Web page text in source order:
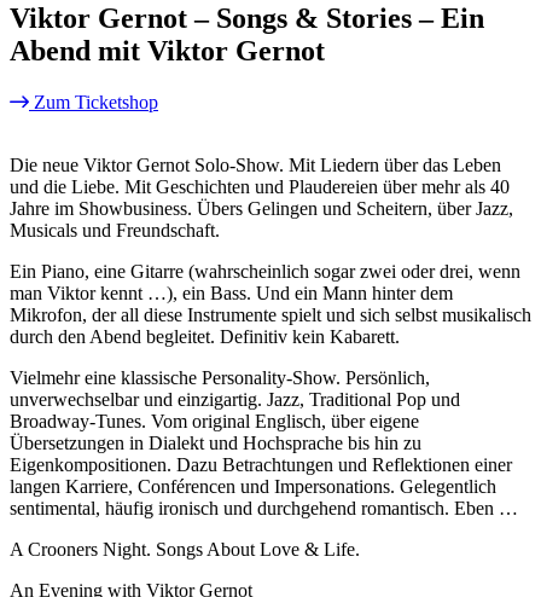
Viktor Gernot – Songs & Stories – Ein
Abend mit Viktor Gernot
Zum Ticketshop
Die neue Viktor Gernot Solo-Show. Mit Liedern über das Leben
und die Liebe. Mit Geschichten und Plaudereien über mehr als 40
Jahre im Showbusiness. Übers Gelingen und Scheitern, über Jazz,
Musicals und Freundschaft.
Ein Piano, eine Gitarre (wahrscheinlich sogar zwei oder drei, wenn
man Viktor kennt …), ein Bass. Und ein Mann hinter dem
Mikrofon, der all diese Instrumente spielt und sich selbst musikalisch
durch den Abend begleitet. Definitiv kein Kabarett.
Vielmehr eine klassische Personality-Show. Persönlich,
unverwechselbar und einzigartig. Jazz, Traditional Pop und
Broadway-Tunes. Vom original Englisch, über eigene
Übersetzungen in Dialekt und Hochsprache bis hin zu
Eigenkompositionen. Dazu Betrachtungen und Reflektionen einer
langen Karriere, Conférencen und Impersonations. Gelegentlich
sentimental, häufig ironisch und durchgehend romantisch. Eben …
A Crooners Night. Songs About Love & Life.
An Evening with Viktor Gernot